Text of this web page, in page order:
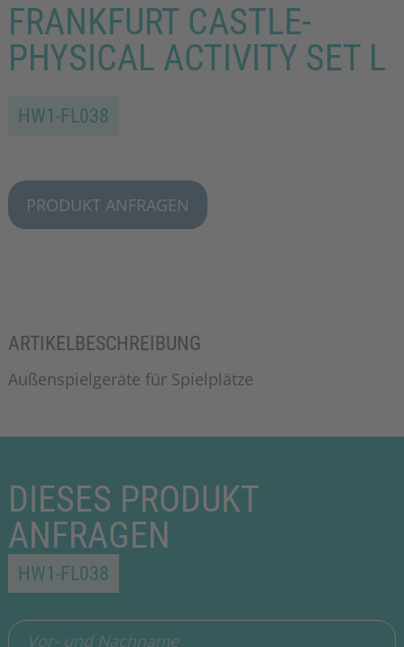
FRANKFURT CASTLE-
PHYSICAL ACTIVITY SET L
HW1-FL038
PRODUKT ANFRAGEN
ARTIKELBESCHREIBUNG
Außenspielgeräte für Spielplätze
DIESES PRODUKT
ANFRAGEN
HW1-FL038